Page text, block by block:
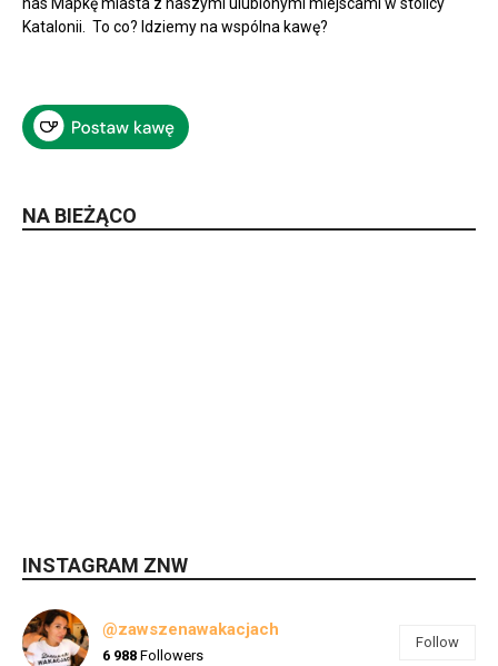
Katalonii. To co? Idziemy na wspólna kawę?
NA BIEŻĄCO
INSTAGRAM ZNW
@zawszenawakacjach
6 988 Followers
Follow